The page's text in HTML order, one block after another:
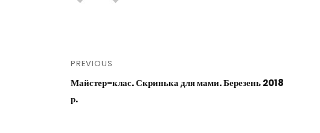
PREVIOUS
Майстер-клас. Скринька для мами. Березень 2018
р.